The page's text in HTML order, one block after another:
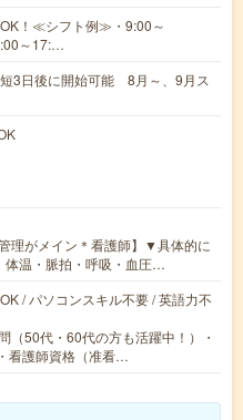
OK！≪シフト例≫・9:00～
～17:…
3日後に開始可能 8月～、9月ス
理がメイン＊看護師】▼具体的に
温・脈拍・呼吸・血圧…
/ パソコンスキル不要 / 英語力不
50代・60代の方も活躍中！）・
看護師資格（准看…